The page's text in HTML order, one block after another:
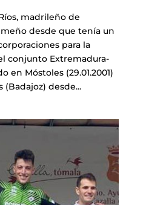
madrileño de
desde que tenía un
para la
conjunto Extremadura-
en Móstoles (29.01.2001)
(Badajoz) desde...